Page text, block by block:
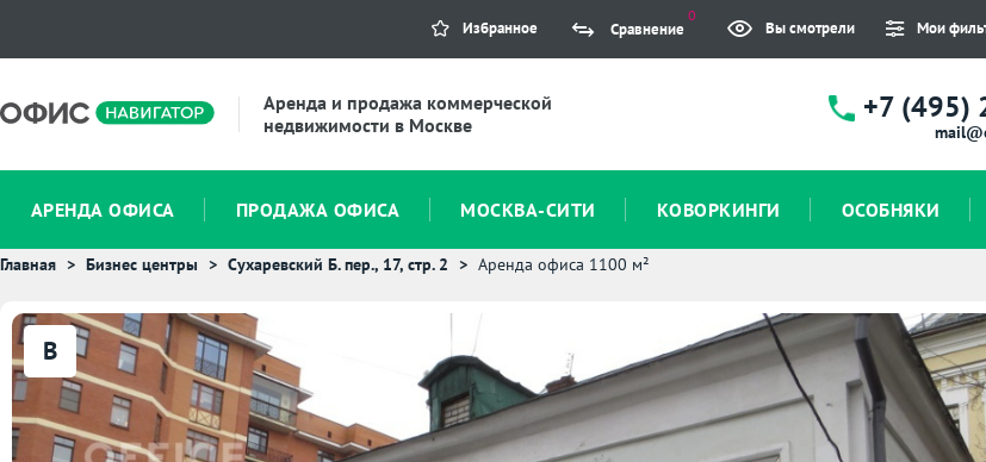
Избранное Сравнение
0
Вы смотрели Мои
Аренда и продажа коммерческой
недвижимости в Москве
+7 (495)
АРЕНДА ОФИСА ПРОДАЖА ОФИСА МОСКВА-СИТИ КОВОРКИНГИ ОСОБНЯКИ
Главная Бизнес центры Сухаревский Б. пер., 17, стр. 2 Аренда офиса 1100 м²
B